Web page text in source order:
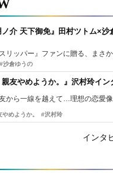
ノ介 天下御免』田村ツトム×
#沙倉ゆうの
親友やめようか。』沢村玲イン
から一線を越えて…理想の恋愛
めようか。 #沢村玲
インタ